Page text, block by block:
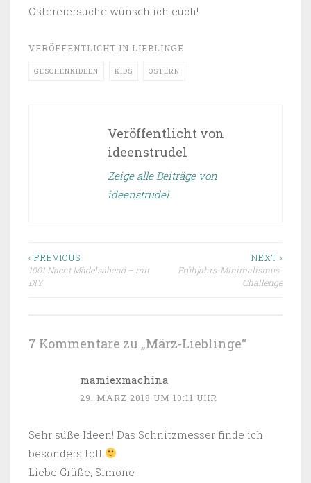
Ostereiersuche wünsch ich euch!
VERÖFFENTLICHT IN LIEBLINGE
GESCHENKIDEEN KIDS OSTERN
Veröffentlicht von
ideenstrudel
Zeige alle Beiträge von
ideenstrudel
Beitragsnavigation
‹ PREVIOUS
1001 Nacht Mädelsabend – mit
DIY
NEXT ›
Frühjahrs-Minimalismus-
Challenge
7 Kommentare zu „März-Lieblinge“
mamiexmachina
29. MÄRZ 2018 UM 10:11 UHR
Sehr süße Ideen! Das Schnitzmesser finde ich
besonders toll
Liebe Grüße, Simone